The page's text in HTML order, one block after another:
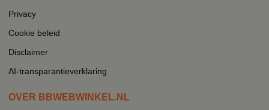
Privacy
Cookie beleid
Disclaimer
AI-transparantieverklaring
OVER BBWEBWINKEL.NL